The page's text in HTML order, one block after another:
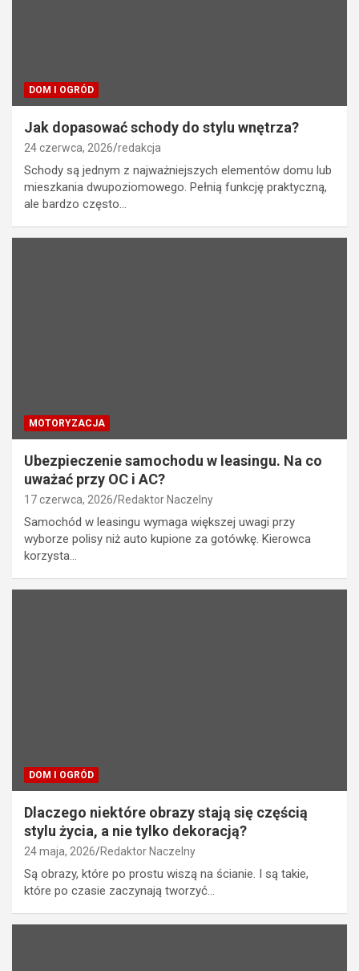
DOM I OGRÓD
Jak dopasować schody do stylu wnętrza?
24 czerwca, 2026 redakcja
Schody są jednym z najważniejszych elementów domu lub
mieszkania dwupoziomowego. Pełnią funkcję praktyczną,
ale bardzo często…
MOTORYZACJA
Ubezpieczenie samochodu w leasingu. Na co
uważać przy OC i AC?
17 czerwca, 2026 Redaktor Naczelny
Samochód w leasingu wymaga większej uwagi przy
wyborze polisy niż auto kupione za gotówkę. Kierowca
korzysta…
DOM I OGRÓD
Dlaczego niektóre obrazy stają się częścią
stylu życia, a nie tylko dekoracją?
24 maja, 2026 Redaktor Naczelny
Są obrazy, które po prostu wiszą na ścianie. I są takie,
które po czasie zaczynają tworzyć…